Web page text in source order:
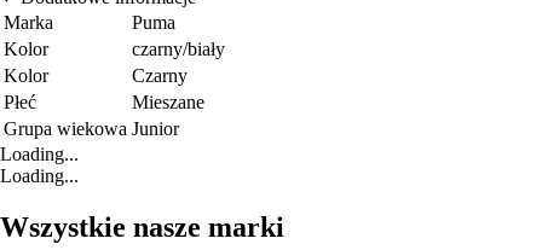
Marka
Puma
Kolor
czarny/biały
Kolor
Czarny
Płeć
Mieszane
Grupa wiekowa Junior
Loading...
Loading...
Wszystkie nasze marki